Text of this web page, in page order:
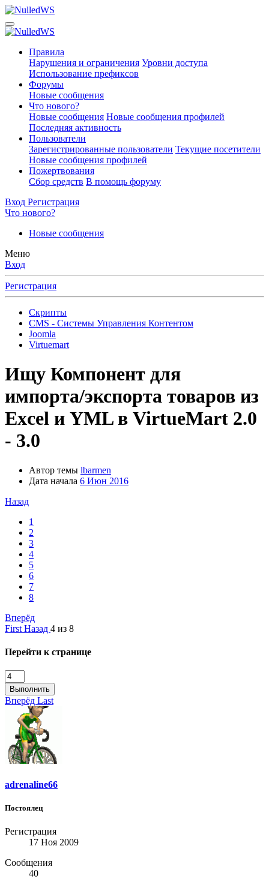
Правила
Нарушения и ограничения Уровни доступа
Использование префиксов
Форумы
Новые сообщения
Что нового?
Новые сообщения Новые сообщения профилей
Последняя активность
Пользователи
Зарегистрированные пользователи Текущие посетители
Новые сообщения профилей
Пожертвования
Сбор средств В помощь форуму
Вход Регистрация
Что нового?
Новые сообщения
Меню
Вход
Регистрация
Скрипты
CMS - Системы Управления Контентом
Joomla
Virtuemart
Ищу Компонент для
импорта/экспорта товаров из
Excel и YML в VirtueMart 2.0
- 3.0
Автор темы lbarmen
Дата начала 6 Июн 2016
Назад
1
2
3
4
5
6
7
8
Вперёд
First Назад 4 из 8
Перейти к странице
Выполнить
Вперёд Last
adrenaline66
Постоялец
Регистрация
17 Ноя 2009
Сообщения
40